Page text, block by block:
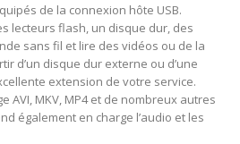
de la connexion hôte USB.
lecteurs flash, un disque dur, des
sans fil et lire des vidéos ou de la
d’un disque dur externe ou d’une
extension de votre service.
AVI, MKV, MP4 et de nombreux autres
également en charge l’audio et les